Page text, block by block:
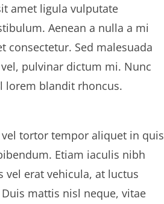
amet ligula vulputate
Aenean a nulla a mi
Sed malesuada
pulvinar dictum mi. Nunc
lorem blandit rhoncus.
vel tortor tempor aliquet in quis
Etiam iaculis nibh
erat vehicula, at luctus
mattis nisl neque, vitae